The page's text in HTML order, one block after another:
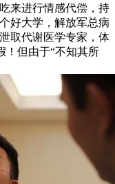
来进行情感代偿，持
好大学，解放军总病
取代谢医学专家，体
！但由于“不知其所